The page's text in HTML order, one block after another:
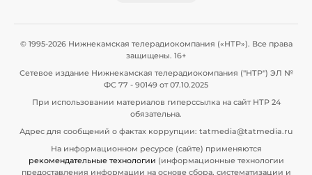
© 1995-2026 Нижнекамская телерадиокомпания («НТР»). Все права
защищены. 16+
Сетевое издание Нижнекамская телерадиокомпания ("НТР") ЭЛ №
ФС 77 - 90149 от 07.10.2025
При использовании материалов гиперссылка на сайт НТР 24
обязательна.
Адрес для сообщений о фактах коррупции: tatmedia@tatmedia.ru
На информационном ресурсе (сайте) применяются
рекомендательные технологии (информационные технологии
предоставления информации на основе сбора, систематизации и